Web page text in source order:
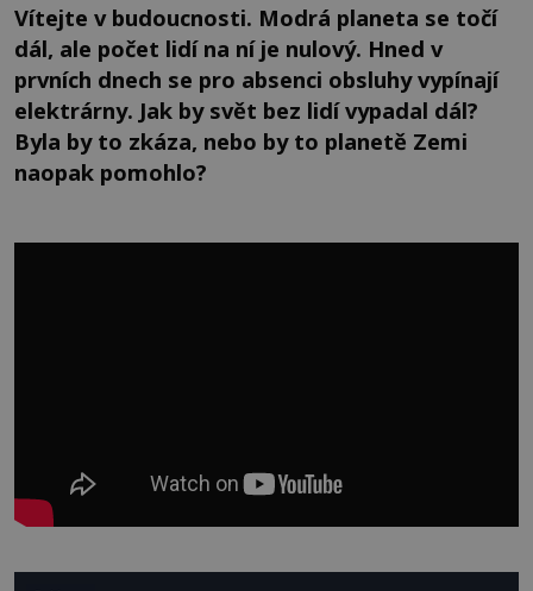
Vítejte v budoucnosti. Modrá planeta se točí
dál, ale počet lidí na ní je nulový. Hned v
prvních dnech se pro absenci obsluhy vypínají
elektrárny. Jak by svět bez lidí vypadal dál?
Byla by to zkáza, nebo by to planetě Zemi
naopak pomohlo?